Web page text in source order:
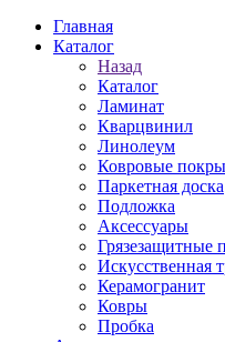
Главная
Каталог
Назад
Каталог
Ламинат
Кварцвинил
Линолеум
Ковровые
Паркетная доска
Подложка
Аксессуары
Грязезащитные
Искусственная
Керамогранит
Ковры
Пробка